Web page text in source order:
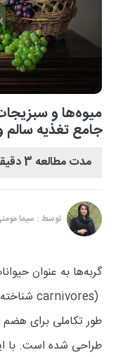
میوه‌ها و
جامع تغذیه
مدت مطالعه 3 دقیقه
توسط : سیما
گربه‌ها به عنوان
carnivores)
طور تکاملی برای
طراحی شده است. با